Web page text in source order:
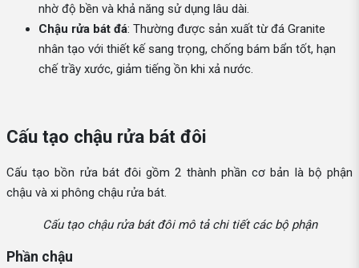
nhờ độ bền và khả năng sử dụng lâu dài.
Chậu rửa bát đá: Thường được sản xuất từ đá Granite
nhân tạo với thiết kế sang trọng, chống bám bẩn tốt, hạn
chế trầy xước, giảm tiếng ồn khi xả nước.
Cấu tạo chậu rửa bát đôi
Cấu tạo bồn rửa bát đôi gồm 2 thành phần cơ bản là bộ phận
chậu và xi phông chậu rửa bát.
Cấu tạo chậu rửa bát đôi mô tả chi tiết các bộ phận
Phần chậu